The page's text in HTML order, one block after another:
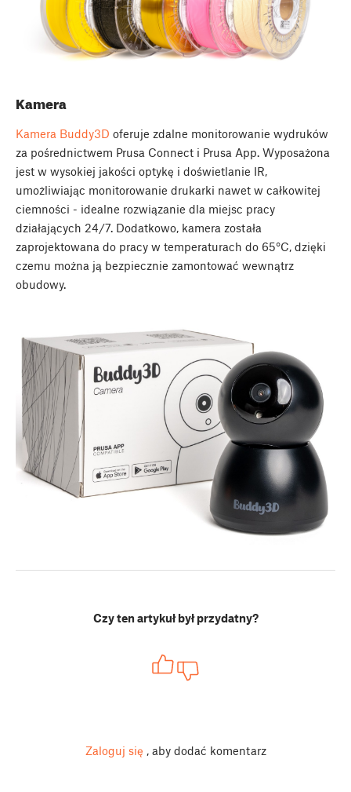
Kamera
Kamera Buddy3D oferuje zdalne monitorowanie wydruków
za pośrednictwem Prusa Connect i Prusa App. Wyposażona
jest w wysokiej jakości optykę i doświetlanie IR,
umożliwiając monitorowanie drukarki nawet w całkowitej
ciemności - idealne rozwiązanie dla miejsc pracy
działających 24/7. Dodatkowo, kamera została
zaprojektowana do pracy w temperaturach do 65°C, dzięki
czemu można ją bezpiecznie zamontować wewnątrz
obudowy.
Czy ten artykuł był przydatny?
Zaloguj się , aby dodać komentarz